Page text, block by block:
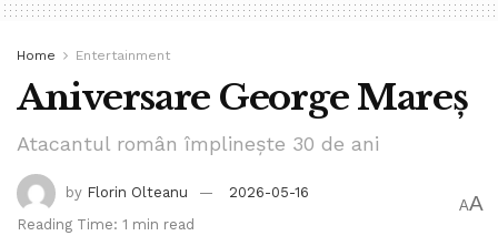
Home Entertainment
Aniversare George Mareș
Atacantul român împlinește 30 de ani
by Florin Olteanu
2026-05-16
Reading Time: 1 min read
AA